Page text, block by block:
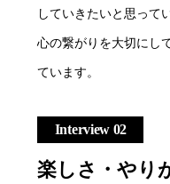
していきたいと思って
心の繋がりを大切にし
ています。
Interview 02
楽しさ・やり